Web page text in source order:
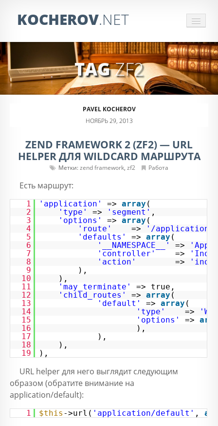
KOCHEROV.NET
СБОР ИНФОРМАЦИИ
ЗАКАЗАТЬ ПАРСЕР
ОБРАБОТКА ПРАЙСОВ
TAGZF2
PAVEL KOCHEROV
НОЯБРЬ 29, 2013
ZEND FRAMEWORK 2 (ZF2) — URL
HELPER ДЛЯ WILDCARD МАРШРУТА
Метки:zend framework, zf2 Работа
Есть маршрут:
1 'application' => array (
2
'type' => 'segment' ,
3
'options' => array (
4
'route' =>
'/
5
'defaults' => array (
6
'__NAMESPACE__' =>
7
'controller' =>
8
'action' =>
9
),
10
),
11
'may_terminate'
=> true,
12
'child_routes' => array (
13
'default' => array (
14
'type' =>
15
'options' =>
16
),
17
),
18
),
19
),
URL helper для него выглядит следующим
образом (обратите внимание на
application/default):
1 $this ->url( 'application/default' ,